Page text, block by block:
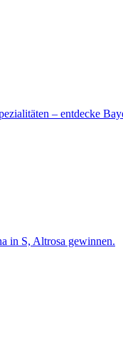
– entdecke
in S, Altrosa gewinnen.